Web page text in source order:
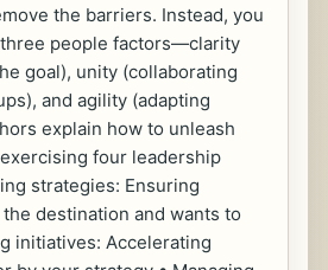
the barriers. Instead, you
people factors—clarity
goal), unity (collaborating
and agility (adapting
explain how to unleash
four leadership
strategies: Ensuring
destination and wants to
initiatives: Accelerating